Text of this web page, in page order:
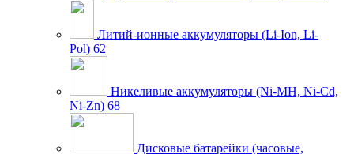
Литий-ионные аккумуляторы (Li-Ion, Li-
Pol) 62
Никеливые аккумуляторы (Ni-MH, Ni-Cd,
Ni-Zn) 68
Дисковые батарейки (часовые,